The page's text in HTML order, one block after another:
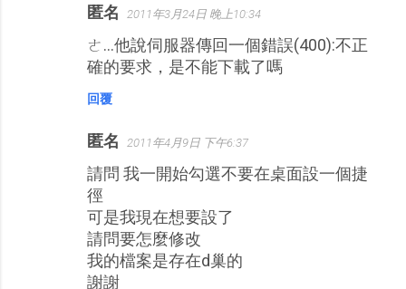
匿名 2011年3月24日 晚上10:34
ㄜ...他說伺服器傳回一個錯誤(400):不正
確的要求，是不能下載了嗎
回覆
匿名 2011年4月9日 下午6:37
請問 我一開始勾選不要在桌面設一個捷
徑
可是我現在想要設了
請問要怎麼修改
我的檔案是存在d巢的
謝謝